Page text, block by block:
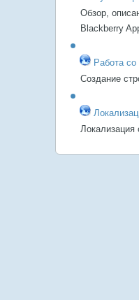
Обзор,
Blackberry
Работа
Создание
Локализация